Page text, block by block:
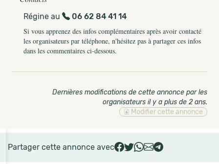
Régine au
06 62 84 41 14
Si vous apprenez des infos complémentaires après avoir contacté
les organisateurs par téléphone, n'hésitez pas à partager ces infos
dans les commentaires ci-dessous.
Dernières modifications de cette annonce par les
organisateurs il y a plus de 2 ans.
Modifier cette annonce
Partager cette annonce avec